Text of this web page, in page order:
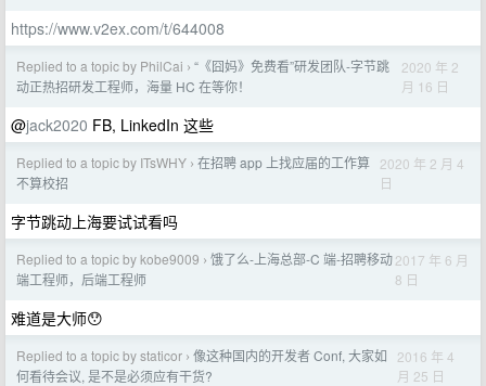
https://www.v2ex.com/t/644008
Replied to a topic by PhilCai › “《囧妈》免费看”研发团队-字节跳
动正热招研发工程师，海量 HC 在等你！
2020 年 2
月 16 日
@jack2020 FB, LinkedIn 这些
Replied to a topic by ITsWHY › 在招聘 app 上找应届的工作算
不算校招
2020 年 2 月 4
日
字节跳动上海要试试看吗
Replied to a topic by kobe9009 › 饿了么-上海总部-C 端-招聘移动
端工程师，后端工程师
2017 年 6 月
8 日
难道是大师😯
Replied to a topic by staticor › 像这种国内的开发者 Conf, 大家如
何看待会议, 是不是必须应有干货?
2016 年 4
月 25 日